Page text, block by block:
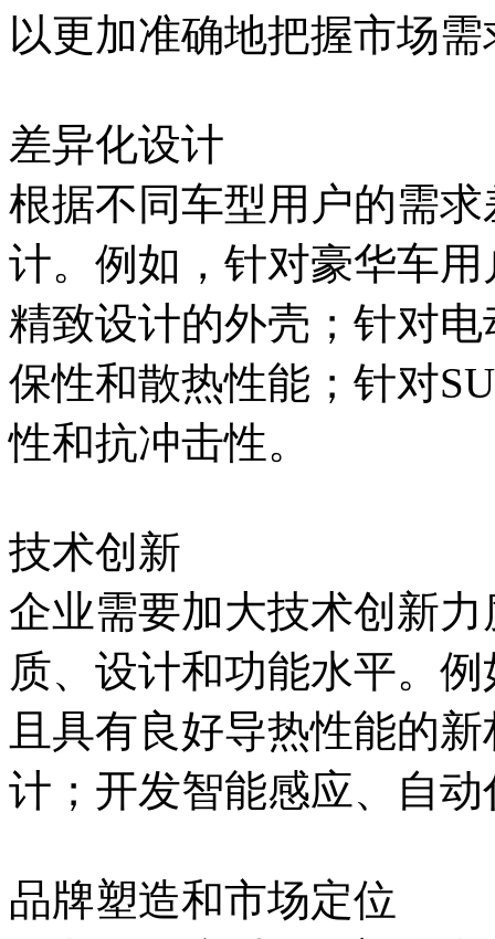
以更加准确地把握市场
差异化设计
根据不同车型用户的需
计。例如，针对豪华车
精致设计的外壳；针对
保性和散热性能；针对
性和抗冲击性。
技术创新
企业需要加大技术创新
质、设计和功能水平。
且具有良好导热性能的
计；开发智能感应、自
品牌塑造和市场定位